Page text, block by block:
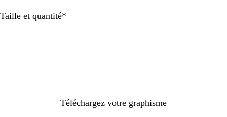
Taille et quantité*
Téléchargez votre graphisme